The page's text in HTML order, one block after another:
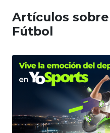
Artículos sobre
Fútbol